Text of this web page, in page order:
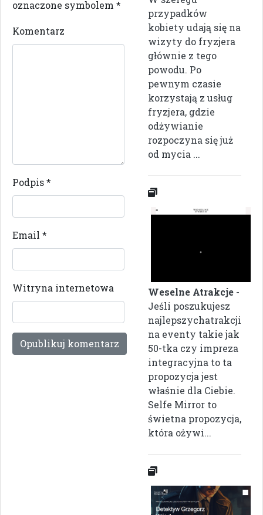
oznaczone symbolem *
Komentarz
Podpis*
Email *
Witryna internetowa
przypadków
kobiety udają się na
wizyty do fryzjera
głównie z tego
powodu. Po
pewnym czasie
korzystają z usług
fryzjera, gdzie
odżywianie
rozpoczyna się już
od mycia ...
Weselne Atrakcje -
Jeśli poszukujesz
najlepszychatrakcji
na eventy takie jak
50-tka czy impreza
integracyjna to ta
propozycja jest
właśnie dla Ciebie.
Selfe Mirror to
świetna propozycja,
która ożywi...